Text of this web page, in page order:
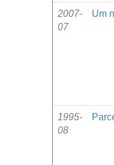
2007-
07
Um
1995-
08